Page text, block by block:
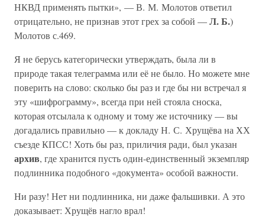
НКВД применять пытки», — В. М. Молотов ответил
отрицательно, не признав этот грех за собой —Л. Б.)
Молотов с.469.
Я не берусь категорически утверждать, была ли в
природе такая телеграмма или её не было. Но можете мне
поверить на слово: сколько бы раз и где бы ни встречал я
эту «шифрограмму», всегда при ней стояла сноска,
которая отсылала к одному и тому же источнику — вы
догадались правильно — к докладу Н. С. Хрущёва на ХХ
съезде КПСС! Хоть бы раз, приличия ради, был указан
архив, где хранится пусть один-единственный экземпляр
подлинника подобного «документа» особой важности.
Ни разу! Нет ни подлинника, ни даже фальшивки. А это
доказывает: Хрущёв нагло врал!